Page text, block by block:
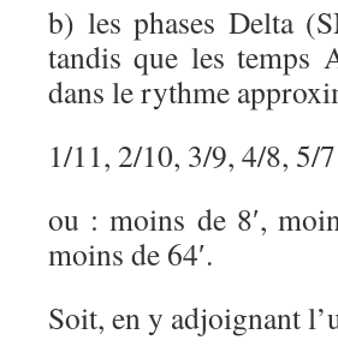
b) les phases Delta
tandis que les temps
dans le rythme
1/11, 2/10, 3/9, 4/8, 5/7
ou : moins de 8′,
moins de 64′.
Soit, en y adjoignant